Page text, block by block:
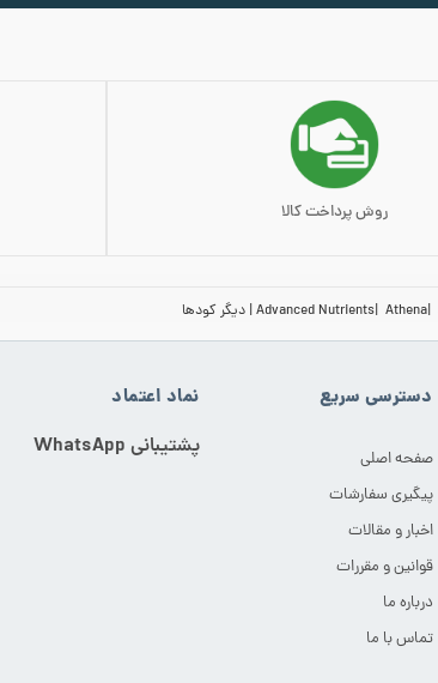
روش پرداخت کالا
Advanced Nutrients Athena دیگر کودها
دسترسی سریع
صفحه اصلی
پیگیری سفارشات
اخبار و مقالات
قوانین و مقررات
درباره ما
تماس با ما
نماد اعتماد
پشتیبانی WhatsApp